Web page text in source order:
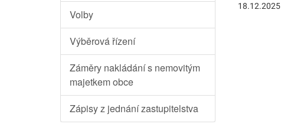
Volby
Výběrová řízení
Záměry nakládání s nemovitým
majetkem obce
Zápisy z jednání zastupitelstva
18.12.2025